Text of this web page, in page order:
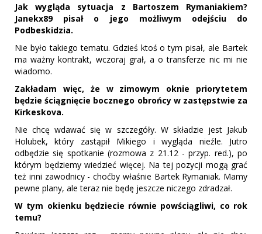
Jak wygląda sytuacja z Bartoszem Rymaniakiem?
Janekx89 pisał o jego możliwym odejściu do
Podbeskidzia.
Nie było takiego tematu. Gdzieś ktoś o tym pisał, ale Bartek
ma ważny kontrakt, wczoraj grał, a o transferze nic mi nie
wiadomo.
Zakładam więc, że w zimowym oknie priorytetem
będzie ściągnięcie bocznego obrońcy w zastępstwie za
Kirkeskova.
Nie chcę wdawać się w szczegóły. W składzie jest Jakub
Holubek, który zastąpił Mikiego i wygląda nieźle. Jutro
odbędzie się spotkanie (rozmowa z 21.12 - przyp. red.), po
którym będziemy wiedzieć więcej. Na tej pozycji mogą grać
też inni zawodnicy - choćby właśnie Bartek Rymaniak. Mamy
pewne plany, ale teraz nie będę jeszcze niczego zdradzał.
W tym okienku będziecie równie powściągliwi, co rok
temu?